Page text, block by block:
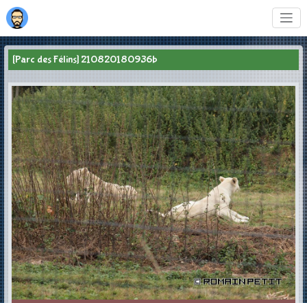
[Parc des Félins] 210820180936b